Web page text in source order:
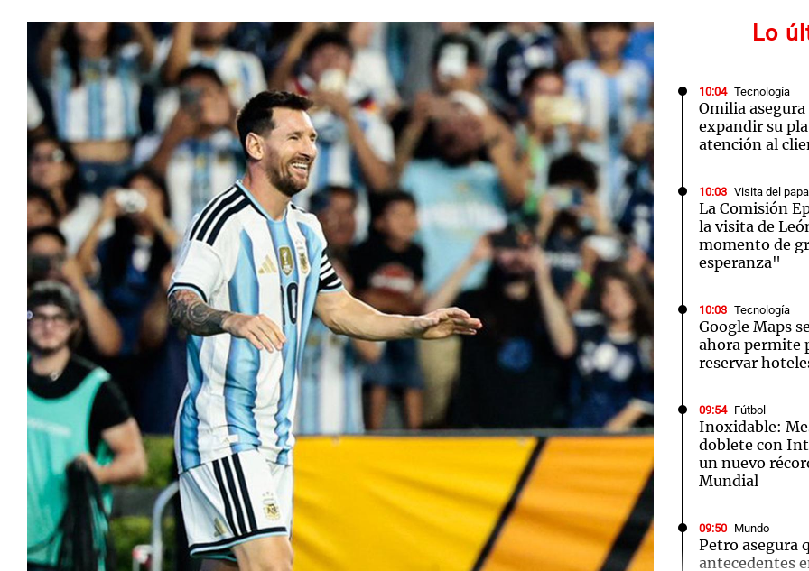
Lo
10:04 Tecnología
Omilia
expandir su
atención al
10:03 Visita del
La Comisión
la visita de
momento de
esperanza"
10:03 Tecnología
Google Maps
ahora permite
reservar
09:54 Fútbol
Inoxidable:
doblete con
un nuevo
Mundial
09:50 Mundo
Petro asegura
antecedentes
Audio.